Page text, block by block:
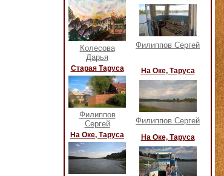
Колесова
Дарья
Филиппов Сергей
Старая Таруса
Филиппов
Сергей
На Оке, Таруса
Филиппов Сергей
На Оке, Таруса На Оке, Таруса